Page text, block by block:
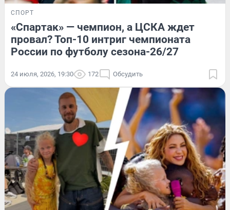
СПОРТ
«Спартак» — чемпион, а ЦСКА ждет
провал? Топ-10 интриг чемпионата
России по футболу сезона-26/27
24 июля, 2026, 19:30 172 Обсудить